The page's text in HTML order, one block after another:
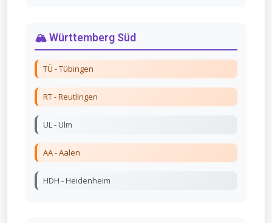
🏔️ Württemberg Süd
TÜ - Tübingen
RT - Reutlingen
UL - Ulm
AA - Aalen
HDH - Heidenheim